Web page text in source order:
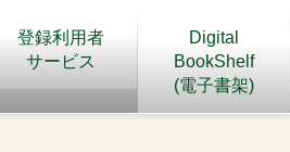
登録利用者
サービス
Digital
BookShelf
(電子書架)